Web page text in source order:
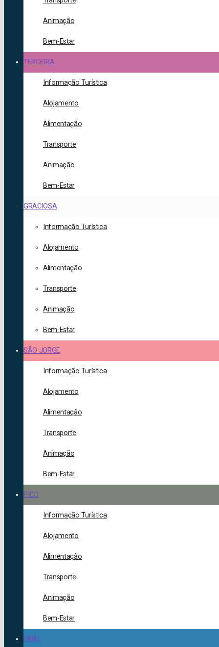
Animação
Bem-Estar
TERCEIRA
Informação Turística
Alojamento
Alimentação
Transporte
Animação
Bem-Estar
GRACIOSA
Informação Turística
Alojamento
Alimentação
Transporte
Animação
Bem-Estar
SÃO JORGE
Informação Turística
Alojamento
Alimentação
Transporte
Animação
Bem-Estar
PICO
Informação Turística
Alojamento
Alimentação
Transporte
Animação
Bem-Estar
FAIAL